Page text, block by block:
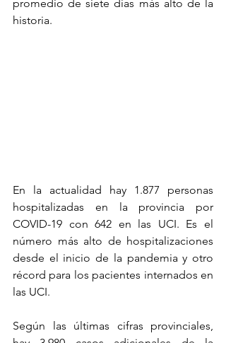
promedio de siete días más alto de la
historia.
En la actualidad hay 1.877 personas
hospitalizadas en la provincia por
COVID-19 con 642 en las UCI. Es el
número más alto de hospitalizaciones
desde el inicio de la pandemia y otro
récord para los pacientes internados en
las UCI.
Según las últimas cifras provinciales,